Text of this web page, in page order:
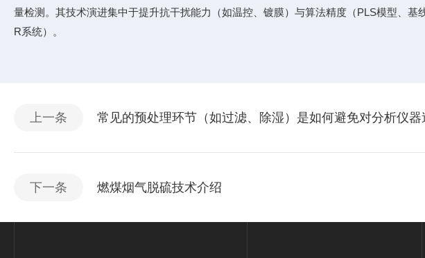
量检测。其技术演进集中于提升抗干扰能力（如温控、镀膜）与算法精度（PLS模型、
R系统）。
上一条 常见的预处理环节（如过滤、除湿）是如何避免对分析仪器
下一条 燃煤烟气脱硫技术介绍